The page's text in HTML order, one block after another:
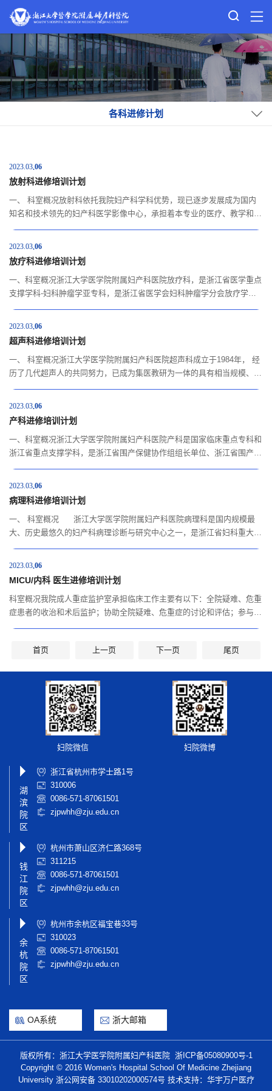
各科进修计划
06
2023.03
放射科进修培训计划
一、 科室概况放射科依托我院妇产科学科优势，现已逐步发展成为国内
知名和技术领先的妇产科医学影像中心，承担着本专业的医疗、教学和科
种疑难杂症的影像资料进行会诊并...
06
2023.03
放疗科进修培训计划
一、科室概况浙江大学医学院附属妇产科医院放疗科，是浙江省医学重点
支撑学科-妇科肿瘤学亚专科，是浙江省医学会妇科肿瘤学分会放疗学组
人。博士2人，硕士7人，科室成员均在妇...
06
2023.03
超声科进修培训计划
一、 科室概况浙江大学医学院附属妇产科医院超声科成立于1984年， 经
历了几代超声人的共同努力，已成为集医教研为一体的具有相当规模、亚
例超声诊断会诊工作。...
06
2023.03
产科进修培训计划
一、科室概况浙江大学医学院附属妇产科医院产科是国家临床重点专科和
浙江省重点支撑学科，是浙江省围产保健协作组组长单位、浙江省围产分
及参与部分国内临床诊疗指南及共识制定，倡...
06
2023.03
病理科进修培训计划
一、 科室概况 浙江大学医学院附属妇产科医院病理科是国内规模最
大、历史最悠久的妇产科病理诊断与研究中心之一，是浙江省妇科重大疾
06
2023.03
MICU/内科 医生进修培训计划
科室概况我院成人重症监护室承担临床工作主要有以下：全院疑难、危重
症患者的收治和术后监护；协助全院疑难、危重症的讨论和评估；参与医
>70岁等）；产科各种严重并发症患者（如子痫前期、子痫、羊水栓塞、
首页 上一页 下一页 尾页
妇院微信 妇院微博
湖
滨
院
区
浙江省杭州市学士路1号
310006
0086-571-87061501
zjpwhh@zju.edu.cn
钱
江
院
区
杭州市萧山区济仁路368号
311215
0086-571-87061501
zjpwhh@zju.edu.cn
余
杭
院
区
杭州市余杭区福宝巷33号
310023
0086-571-87061501
zjpwhh@zju.edu.cn
OA系统 浙大邮箱
版权所有：浙江大学医学院附属妇产科医院 浙ICP备05080900号-1
Copyright © 2016 Women's Hospital School Of Medicine Zhejiang
University 浙公网安备 33010202000574号技术支持：华宇万户医疗